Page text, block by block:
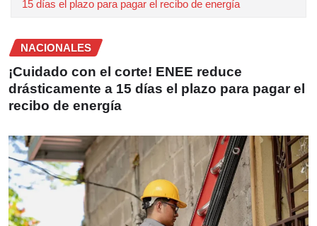
15 días el plazo para pagar el recibo de energía
NACIONALES
¡Cuidado con el corte! ENEE reduce
drásticamente a 15 días el plazo para pagar el
recibo de energía